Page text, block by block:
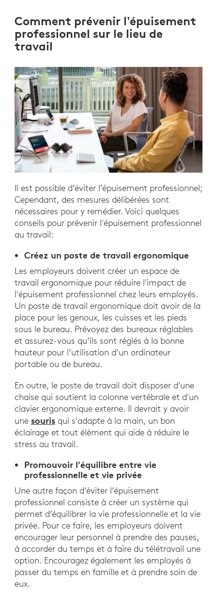
Comment prévenir l'épuisement
professionnel sur le lieu de
travail
Il est possible d’éviter l’épuisement professionnel;
Cependant, des mesures délibérées sont
nécessaires pour y remédier. Voici quelques
conseils pour prévenir l'épuisement professionnel
au travail:
Créez un poste de travail ergonomique
Les employeurs doivent créer un espace de
travail ergonomique pour réduire l'impact de
l'épuisement professionnel chez leurs employés.
Un poste de travail ergonomique doit avoir de la
place pour les genoux, les cuisses et les pieds
sous le bureau. Prévoyez des bureaux réglables
et assurez-vous qu’ils sont réglés à la bonne
hauteur pour l’utilisation d’un ordinateur
portable ou de bureau.
En outre, le poste de travail doit disposer d'une
chaise qui soutient la colonne vertébrale et d'un
clavier ergonomique externe. Il devrait y avoir
une souris qui s'adapte à la main, un bon
éclairage et tout élément qui aide à réduire le
stress au travail.
Promouvoir l'équilibre entre vie
professionnelle et vie privée
Une autre façon d’éviter l’épuisement
professionnel consiste à créer un système qui
permet d’équilibrer la vie professionnelle et la vie
privée. Pour ce faire, les employeurs doivent
encourager leur personnel à prendre des pauses,
à accorder du temps et à faire du télétravail une
option. Encouragez également les employés à
passer du temps en famille et à prendre soin de
eux.